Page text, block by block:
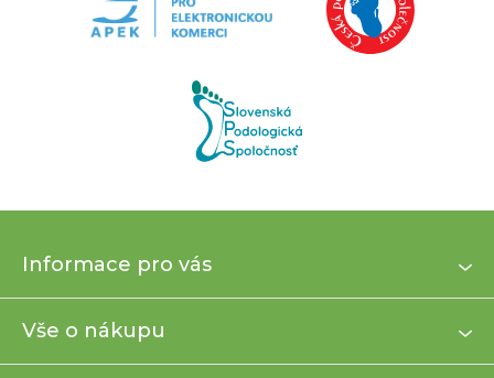
p
t
Informace pro vás
Vše o nákupu